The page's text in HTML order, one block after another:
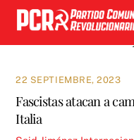
Skip
content
22 SEPTIEMBRE, 2023
Fascistas atacan a
Italia